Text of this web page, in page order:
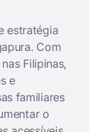
estratégia
Com
Filipinas,
e
familiares
o